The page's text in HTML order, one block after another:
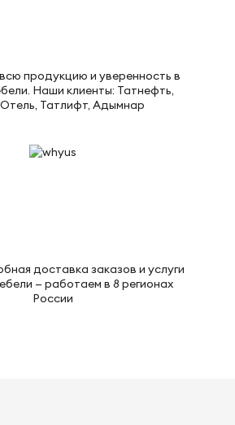
продукцию и уверенность в
Наши клиенты: Татнефть,
Татлифт, Адымнар
доставка заказов и услуги
— работаем в 8 регионах
России